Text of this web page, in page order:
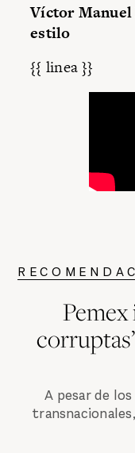
Víctor
estilo
{{ linea }}
A pesar de